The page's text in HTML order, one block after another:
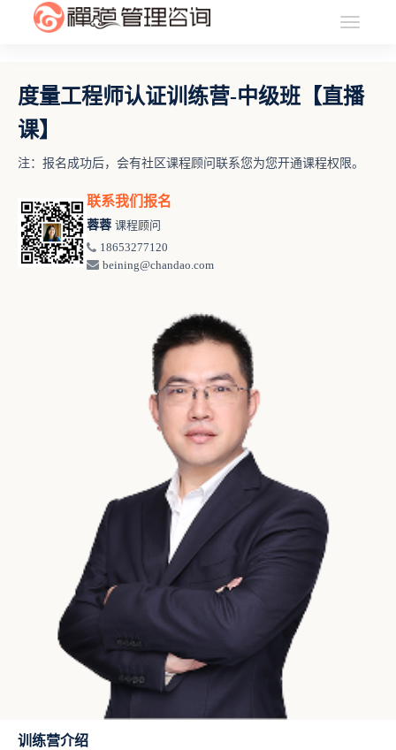
度量工程师认证训练营-中级班【直播
课】
注：报名成功后，会有社区课程顾问联系您为您开通课程权限。
联系我们报名
蓉蓉 课程顾问
18653277120
beining@chandao.com
训练营介绍